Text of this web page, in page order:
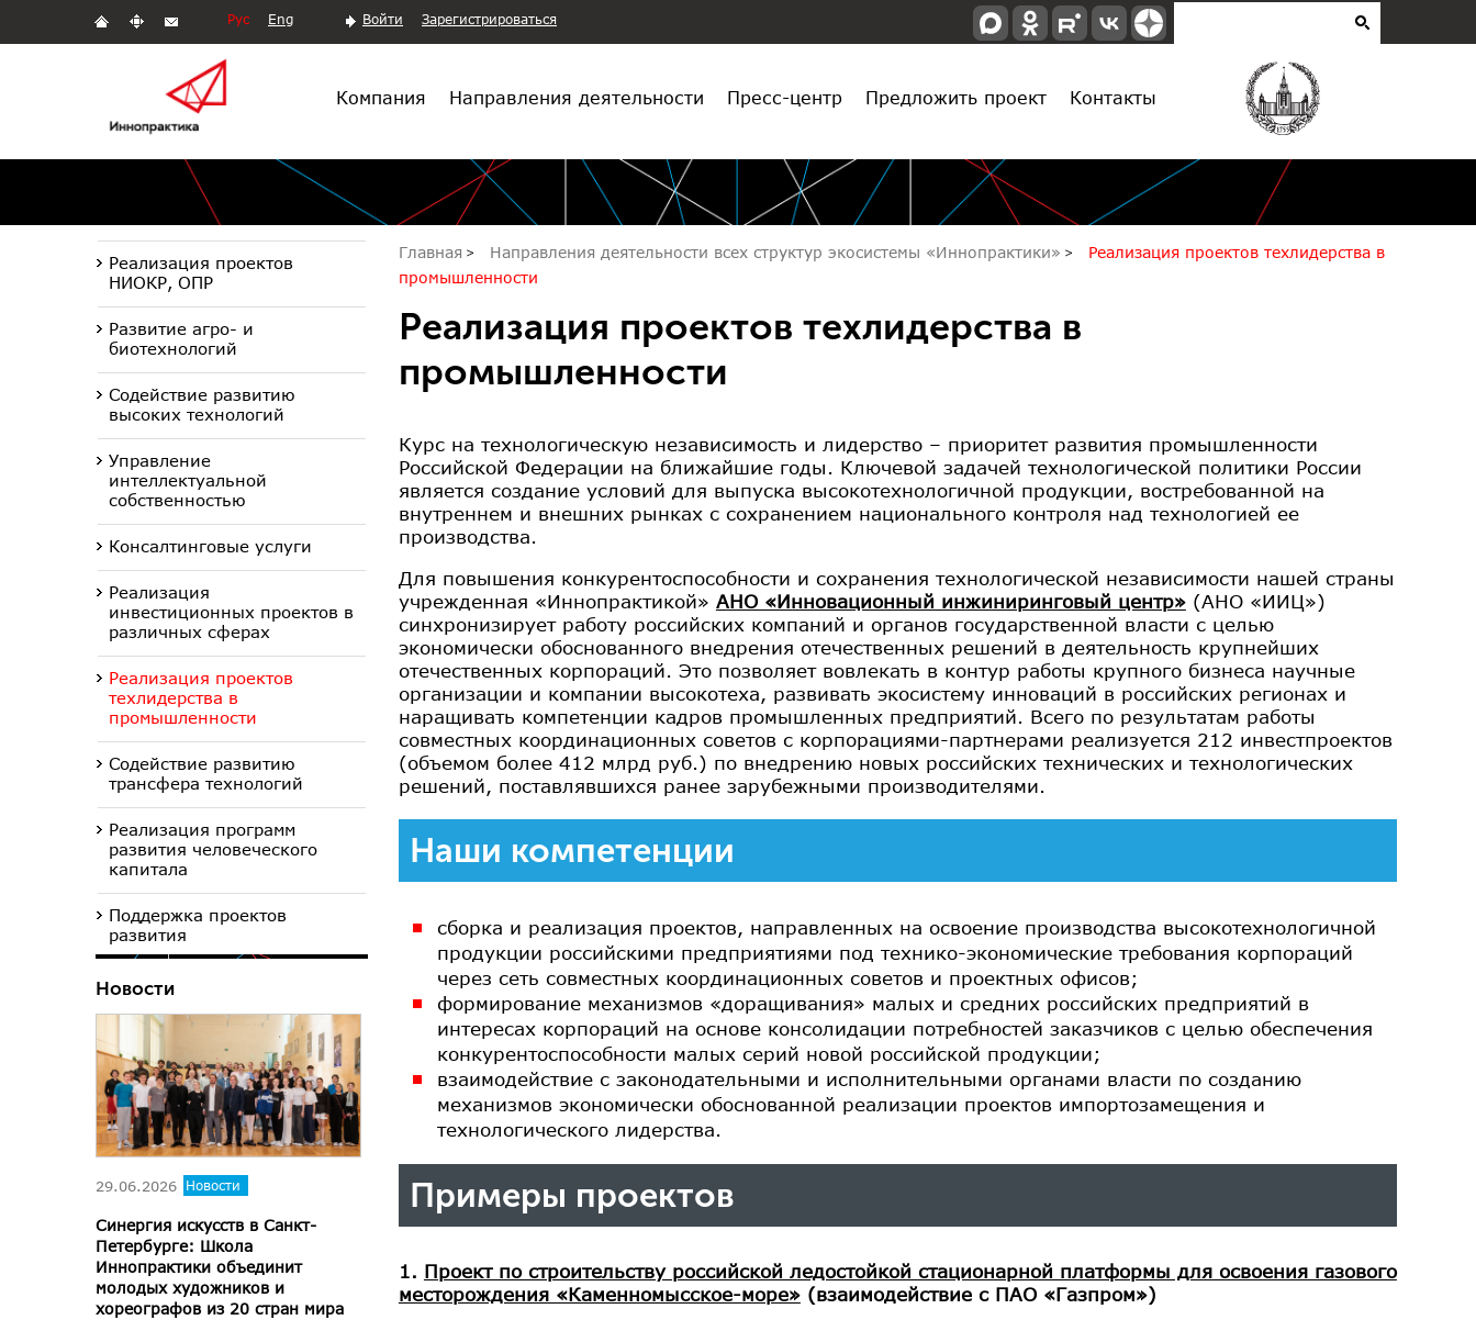
Рус Eng Войти Зарегистрироваться
Компания Направления деятельности Пресс-центр Предложить проект Контакты
Главная Направления деятельности всех структур экосистемы «Иннопрактики»
Реализация проектов техлидерства в
промышленности
Реализация проектов техлидерства в
промышленности
Курс на технологическую независимость и лидерство – приоритет развития промышленности
Российской Федерации на ближайшие годы. Ключевой задачей технологической политики России
является создание условий для выпуска высокотехнологичной продукции, востребованной на
внутреннем и внешних рынках с сохранением национального контроля над технологией ее
производства.
Для повышения конкурентоспособности и сохранения технологической независимости нашей страны
учрежденная «Иннопрактикой» АНО «Инновационный инжиниринговый центр»(АНО «ИИЦ»)
синхронизирует работу российских компаний и органов государственной власти с целью
экономически обоснованного внедрения отечественных решений в деятельность крупнейших
отечественных корпораций. Это позволяет вовлекать в контур работы крупного бизнеса научные
организации и компании высокотеха, развивать экосистему инноваций в российских регионах и
наращивать компетенции кадров промышленных предприятий. Всего по результатам работы
совместных координационных советов с корпорациями-партнерами реализуется 212 инвестпроектов
(объемом более 412 млрд руб.) по внедрению новых российских технических и технологических
решений, поставлявшихся ранее зарубежными производителями.
Наши компетенции
сборка и реализация проектов, направленных на освоение производства высокотехнологичной
продукции российскими предприятиями под технико-экономические требования корпораций
через сеть совместных координационных советов и проектных офисов;
формирование механизмов «доращивания» малых и средних российских предприятий в
интересах корпораций на основе консолидации потребностей заказчиков с целью обеспечения
конкурентоспособности малых серий новой российской продукции;
взаимодействие с законодательными и исполнительными органами власти по созданию
механизмов экономически обоснованной реализации проектов импортозамещения и
технологического лидерства.
Примеры проектов
1. Проект по строительству российской ледостойкой стационарной платформы для освоения газового
месторождения «Каменномысское-море»(взаимодействие с ПАО «Газпром»)
Реализация проектов
НИОКР, ОПР
Развитие агро- и
биотехнологий
Содействие развитию
высоких технологий
Управление
интеллектуальной
собственностью
Консалтинговые услуги
Реализация
инвестиционных проектов в
различных сферах
Реализация проектов
техлидерства в
промышленности
Содействие развитию
трансфера технологий
Реализация программ
развития человеческого
капитала
Поддержка проектов
развития
Новости
29.06.2026 Новости
Синергия искусств в Санкт-
Петербурге: Школа
Иннопрактики объединит
молодых художников и
хореографов из 20 стран мира